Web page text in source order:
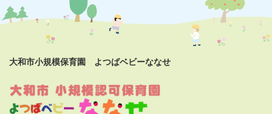
大和市小規模保育園 よつばベビーななせ